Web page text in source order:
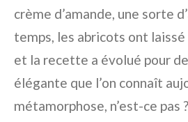
crème d’amande, une sorte
temps, les abricots ont laissé
et la recette a évolué pour
élégante que l’on connaît
métamorphose, n’est-ce pas ?